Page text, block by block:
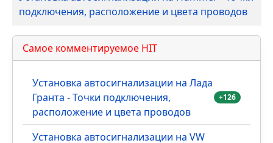
подключения, расположение и цвета проводов
Самое комментируемое HIT
Установка автосигнализации на Лада
Гранта - Точки подключения,
расположение и цвета проводов
+126
Установка автосигнализации на VW